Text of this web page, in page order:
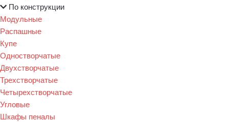
По конструкции
Модульные
Распашные
Купе
Одностворчатые
Двухстворчатые
Трехстворчатые
Четырехстворчатые
Угловые
Шкафы пеналы